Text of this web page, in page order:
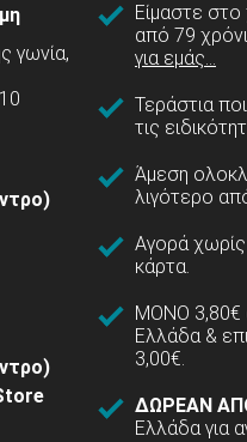
γωνία,
Είμαστε
από 79
για εμάς...
Τεράστια
τις
Άμεση
λιγότερο
Αγορά
κάρτα.
ΜΟΝΟ 3,80€
Ελλάδα &
3,00€.
ΔΩΡΕΑΝ
Ελλάδα για